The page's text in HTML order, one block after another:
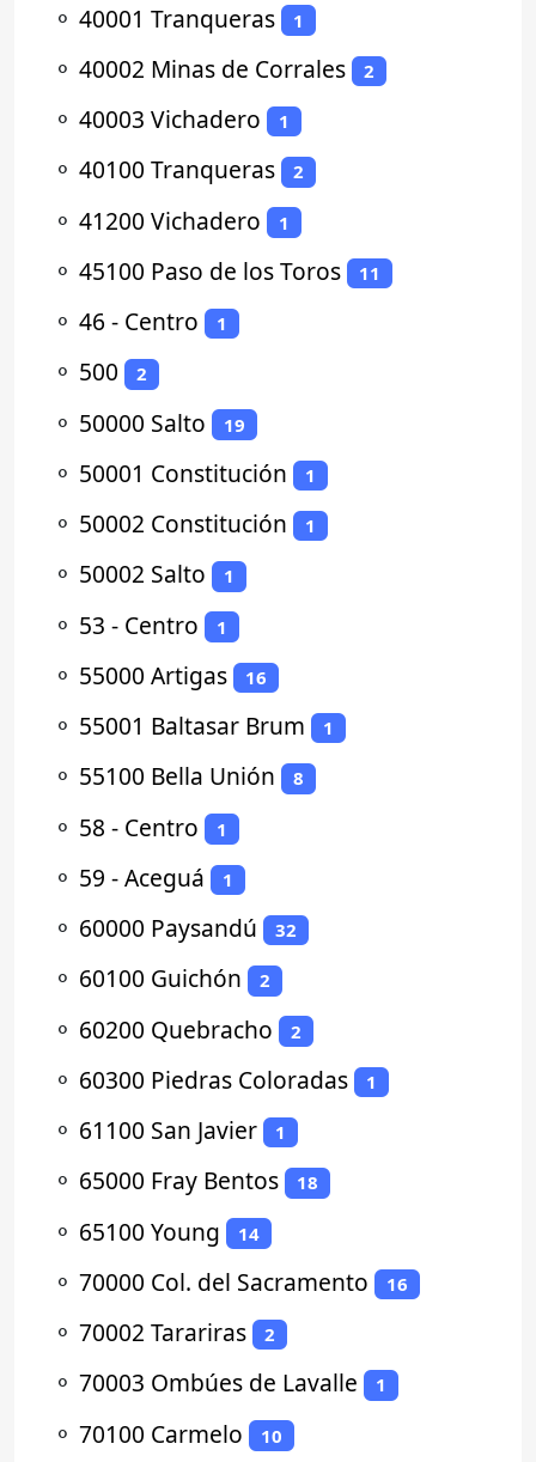
⚬ 40001 Tranqueras 1
⚬ 40002 Minas de Corrales 2
⚬ 40003 Vichadero 1
⚬ 40100 Tranqueras 2
⚬ 41200 Vichadero 1
⚬ 45100 Paso de los Toros 11
⚬ 46 - Centro 1
⚬ 500 2
⚬ 50000 Salto 19
⚬ 50001 Constitución 1
⚬ 50002 Constitución 1
⚬ 50002 Salto 1
⚬ 53 - Centro 1
⚬ 55000 Artigas 16
⚬ 55001 Baltasar Brum 1
⚬ 55100 Bella Unión 8
⚬ 58 - Centro 1
⚬ 59 - Aceguá 1
⚬ 60000 Paysandú 32
⚬ 60100 Guichón 2
⚬ 60200 Quebracho 2
⚬ 60300 Piedras Coloradas 1
⚬ 61100 San Javier 1
⚬ 65000 Fray Bentos 18
⚬ 65100 Young 14
⚬ 70000 Col. del Sacramento 16
⚬ 70002 Tarariras 2
⚬ 70003 Ombúes de Lavalle 1
⚬ 70100 Carmelo 10